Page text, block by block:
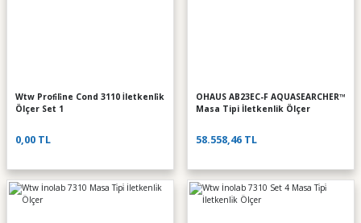
Wtw Profi̇li̇ne Cond 3110 İletkenli̇k
Ölçer Set 1
0,00 TL
OHAUS AB23EC-F AQUASEARCHER™
Masa Tipi İletkenlik Ölçer
58.558,46 TL